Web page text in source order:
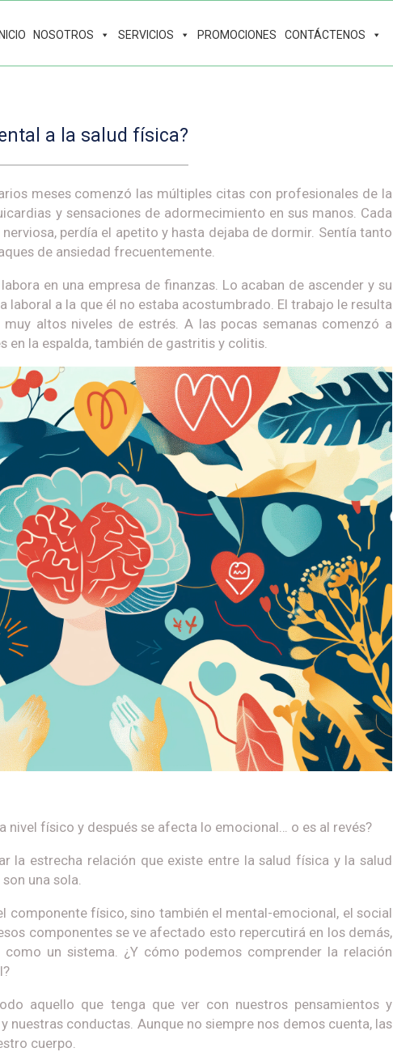
INICIO NOSOTROS SERVICIOS PROMOCIONES CONTÁCTENOS
a la salud física?
meses comenzó las múltiples citas con profesionales de la
y sensaciones de adormecimiento en sus manos. Cada
perdía el apetito y hasta dejaba de dormir. Sentía tanto
de ansiedad frecuentemente.
en una empresa de finanzas. Lo acaban de ascender y su
laboral a la que él no estaba acostumbrado. El trabajo le resulta
altos niveles de estrés. A las pocas semanas comenzó a
en la espalda, también de gastritis y colitis.
nivel físico y después se afecta lo emocional… o es al revés?
la estrecha relación que existe entre la salud física y la salud
una sola.
componente físico, sino también el mental-emocional, el social
componentes se ve afectado esto repercutirá en los demás,
un sistema. ¿Y cómo podemos comprender la relación
aquello que tenga que ver con nuestros pensamientos y
nuestras conductas. Aunque no siempre nos demos cuenta, las
cuerpo.